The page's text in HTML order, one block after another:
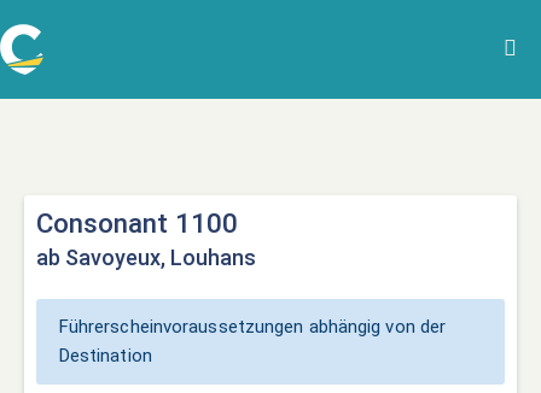
Consonant 1100
ab Savoyeux, Louhans
Führerscheinvoraussetzungen abhängig von der
Destination